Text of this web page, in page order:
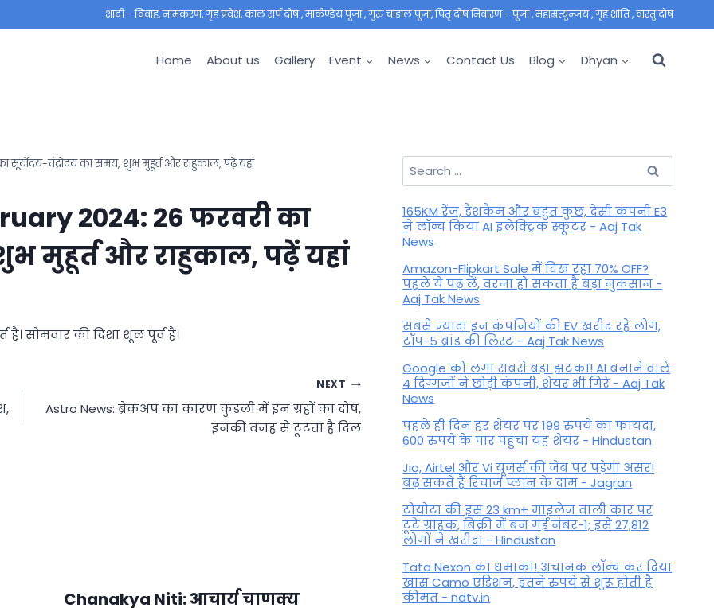
शादी - विवाह, नामकरण, गृह प्रवेश, काल सर्प दोष , मार्कण्डेय पूजा , गुरु चांडाल पूजा, पितृ दोष निवारण - पूजा , महाम्रत्युन्जय , गृह शांति , वास्तु दोष
Home About us Gallery Event News Contact Us Blog Dhyan
चंद्रोदय का समय, शुभ मुहूर्त और राहुकाल, पढ़ें यहां
2024: 26 फरवरी का
मुहूर्त और राहुकाल, पढ़ें यहां
सोमवार की दिशा शूल पूर्व है।
NEXT
Astro News: ब्रेकअप का कारण कुंडली में इन ग्रहों का दोष,
इनकी वजह से टूटता है दिल
Chanakya Niti: आचार्य चाणक्य
Search
for:
165KM रेंज, डैशकैम और बहुत कुछ, देसी कंपनी E3
ने लॉन्च किया AI इलेक्ट्रिक स्कूटर - Aaj Tak
News
Amazon-Flipkart Sale में दिख रहा 70% OFF?
पहले ये पढ़ लें, वरना हो सकता है बड़ा नुकसान -
Aaj Tak News
सबसे ज्यादा इन कंपनियों की EV खरीद रहे लोग,
टॉप-5 ब्रांड की लिस्ट - Aaj Tak News
Google को लगा सबसे बड़ा झटका! AI बनाने वाले
4 दिग्गजों ने छोड़ी कंपनी, शेयर भी गिरे - Aaj Tak
News
पहले ही दिन हर शेयर पर 199 रुपये का फायदा,
600 रुपये के पार पहुंचा यह शेयर - Hindustan
Jio, Airtel और Vi यूजर्स की जेब पर पड़ेगा असर!
बढ़ सकते हैं रिचार्ज प्लान के दाम - Jagran
टोयोटा की इस 23 km+ माइलेज वाली कार पर
टूटे ग्राहक, बिक्री में बन गई नंबर-1; इसे 27,812
लोगों ने खरीदा - Hindustan
Tata Nexon का धमाका! अचानक लॉन्च कर दिया
खास Camo एडिशन, इतने रुपये से शुरू होती है
कीमत - ndtv.in